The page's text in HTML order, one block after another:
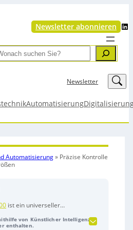
Newsletter abonnieren LinkedIn
Newsletter LinkedIn
Automatisierung
Automatisierung» Präzise Kontrolle
ist ein universeller
Messgrößen. Er
von Künstlicher Intelligenz
enthalten.